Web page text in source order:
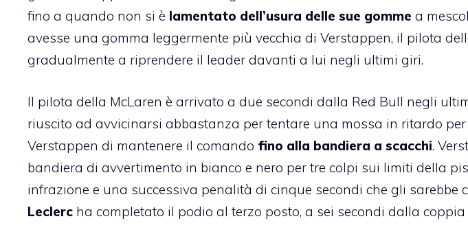
fino a quando non si è lamentato dell’usura delle sue gomme a
avesse una gomma leggermente più vecchia di Verstappen, il pilota
gradualmente a riprendere il leader davanti a lui negli ultimi giri.
Il pilota della McLaren è arrivato a due secondi dalla Red Bull negli
riuscito ad avvicinarsi abbastanza per tentare una mossa in ritardo
Verstappen di mantenere il comando fino alla bandiera a scacchi.
bandiera di avvertimento in bianco e nero per tre colpi sui limiti della
infrazione e una successiva penalità di cinque secondi che gli sarebbe
Leclerc ha completato il podio al terzo posto, a sei secondi dalla coppia